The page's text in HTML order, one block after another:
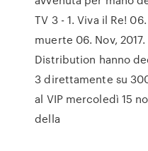
TV 3 - 1. Viva il Re!
muerte 06. Nov,
Distribution hanno
3 direttamente su
al VIP mercoledì 15
della